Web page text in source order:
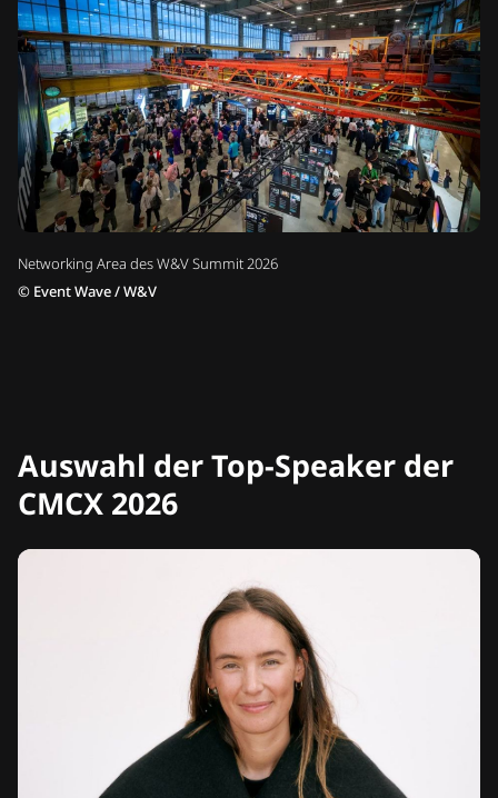
Networking Area des W&V Summit 2026
© Event Wave / W&V
Auswahl der Top-Speaker der
CMCX 2026